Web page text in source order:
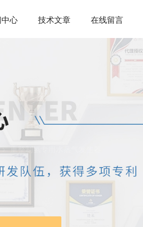
中心 技术文章 在线留言
重整制氢专用水蒸气发生器